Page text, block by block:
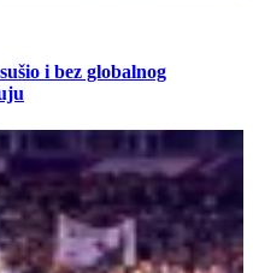
i bez globalnog